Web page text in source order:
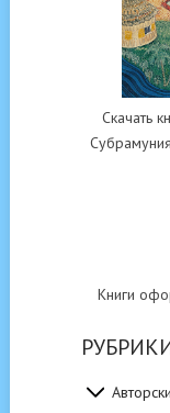
Скачать
Книги